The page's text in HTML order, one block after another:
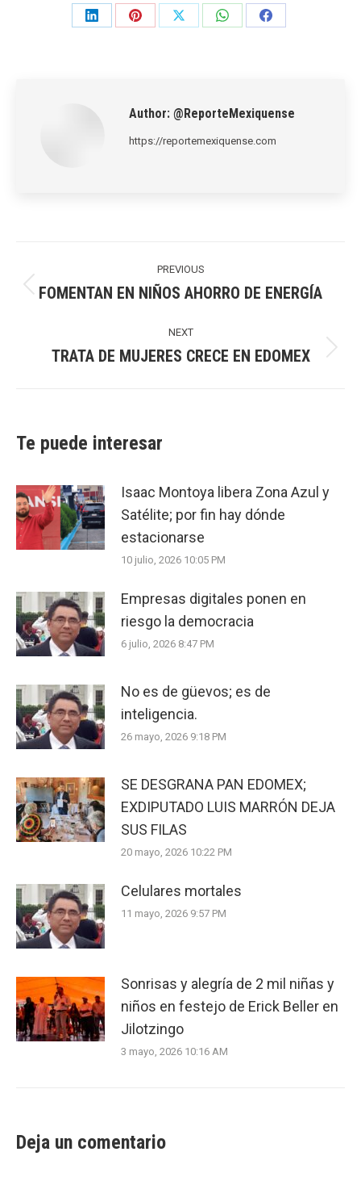
Share
Share
Share
Share
Share
Author: @ReporteMexiquense
https://reportemexiquense.com
navigation
PREVIOUS
Previous
FOMENTAN EN NIÑOS AHORRO DE ENERGÍA
NEXT
Next
TRATA DE MUJERES CRECE EN EDOMEX
Te puede interesar
Isaac Montoya libera Zona Azul y
Satélite; por fin hay dónde
estacionarse
10 julio, 2026 10:05 PM
Empresas digitales ponen en
riesgo la democracia
6 julio, 2026 8:47 PM
No es de güevos; es de
inteligencia.
26 mayo, 2026 9:18 PM
SE DESGRANA PAN EDOMEX;
EXDIPUTADO LUIS MARRÓN DEJA
SUS FILAS
20 mayo, 2026 10:22 PM
Celulares mortales
11 mayo, 2026 9:57 PM
Sonrisas y alegría de 2 mil niñas y
niños en festejo de Erick Beller en
Jilotzingo
3 mayo, 2026 10:16 AM
Deja un comentario